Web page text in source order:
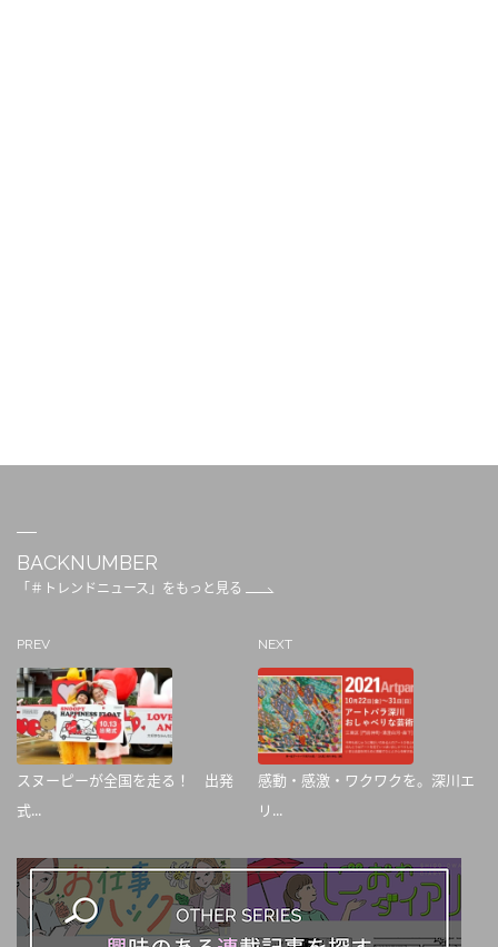
BACKNUMBER
「＃トレンドニュース」をもっと見る
PREV
スヌーピーが全国を走る！ 出発
式...
NEXT
感動・感激・ワクワクを。深川エ
リ...